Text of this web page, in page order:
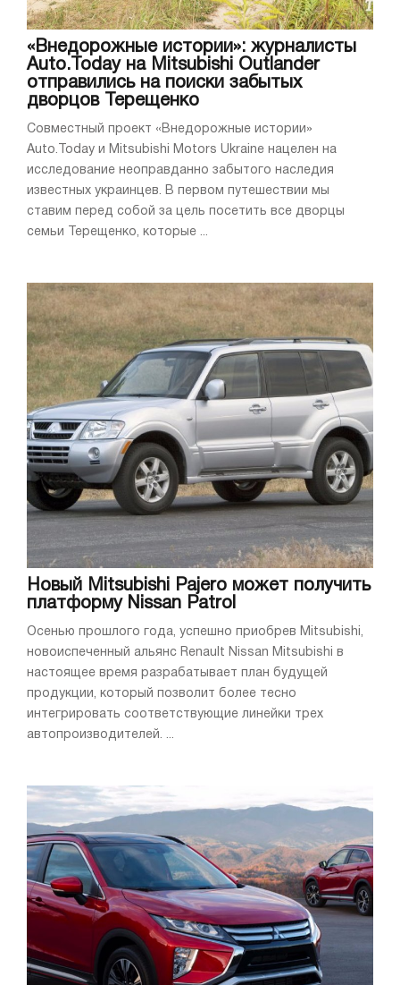
«Внедорожные истории»: журналисты
Auto.Today на Mitsubishi Outlander
отправились на поиски забытых
дворцов Терещенко
Совместный проект «Внедорожные истории»
Auto.Today и Mitsubishi Motors Ukraine нацелен на
исследование неоправданно забытого наследия
известных украинцев. В первом путешествии мы
ставим перед собой за цель посетить все дворцы
семьи Терещенко, которые ...
Новый Mitsubishi Pajero может получить
платформу Nissan Patrol
Осенью прошлого года, успешно приобрев Mitsubishi,
новоиспеченный альянс Renault Nissan Mitsubishi в
настоящее время разрабатывает план будущей
продукции, который позволит более тесно
интегрировать соответствующие линейки трех
автопроизводителей. ...